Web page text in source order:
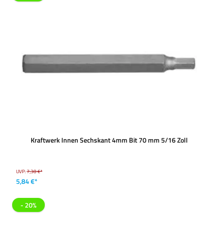
Kraftwerk Innen Sechskant 4mm Bit 70 mm 5/16 Zoll
UVP:7,38 €*
5,84 €*
- 20%